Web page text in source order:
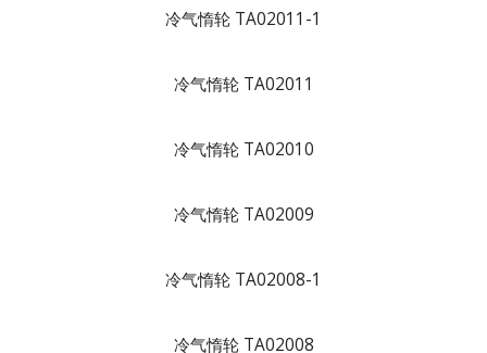
冷气惰轮 TA02011-1
冷气惰轮 TA02011
冷气惰轮 TA02010
冷气惰轮 TA02009
冷气惰轮 TA02008-1
冷气惰轮 TA02008